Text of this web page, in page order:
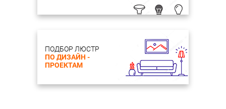
ПОДБОР ЛЮСТР
ПО ДИЗАЙН -
ПРОЕКТАМ